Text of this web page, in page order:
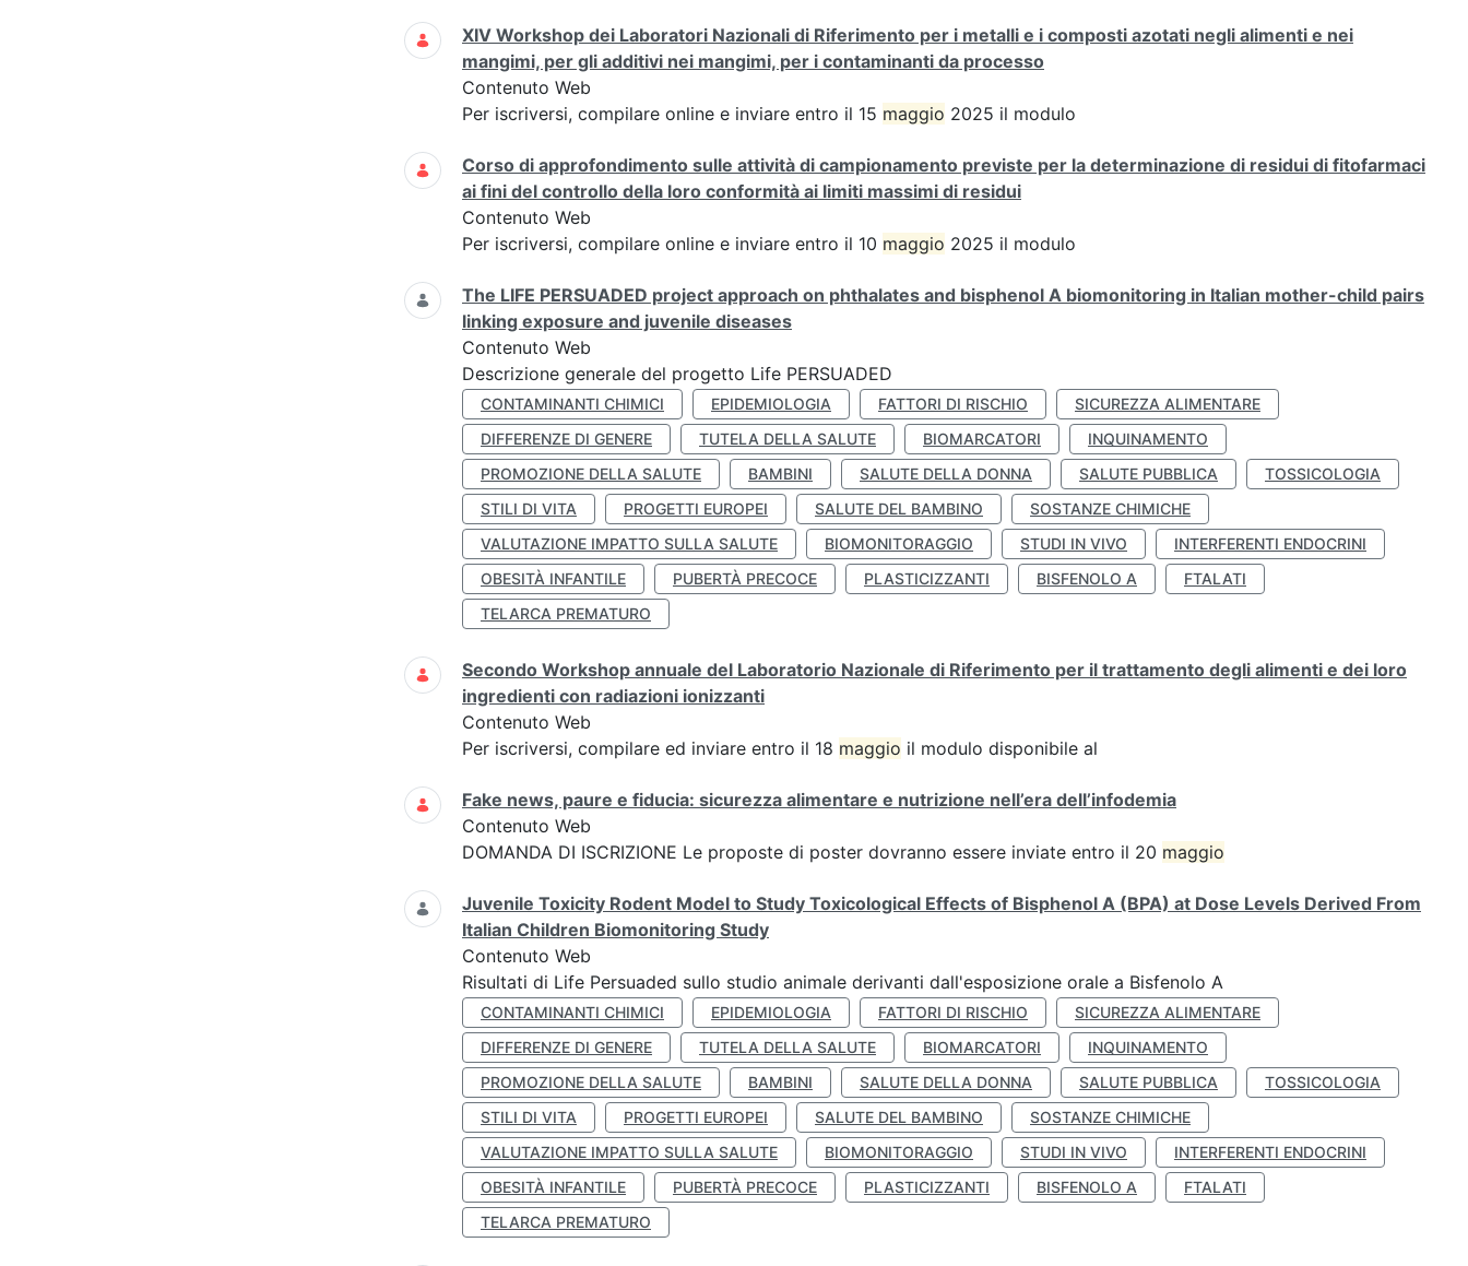
XIV Workshop dei Laboratori Nazionali di Riferimento per i metalli e i composti azotati negli alimenti e nei
mangimi, per gli additivi nei mangimi, per i contaminanti da processo
Contenuto Web
Per iscriversi, compilare online e inviare entro il 15 maggio 2025 il modulo
Corso di approfondimento sulle attività di campionamento previste per la determinazione di residui di fitofarmaci
ai fini del controllo della loro conformità ai limiti massimi di residui
Contenuto Web
Per iscriversi, compilare online e inviare entro il 10 maggio 2025 il modulo
The LIFE PERSUADED project approach on phthalates and bisphenol A biomonitoring in Italian mother-child pairs
linking exposure and juvenile diseases
Contenuto Web
Descrizione generale del progetto Life PERSUADED
CONTAMINANTI CHIMICI EPIDEMIOLOGIA FATTORI DI RISCHIO
SICUREZZA ALIMENTARE
DIFFERENZE DI GENERE
TUTELA DELLA SALUTE BIOMARCATORI
INQUINAMENTO
PROMOZIONE DELLA SALUTE
BAMBINI SALUTE DELLA DONNA SALUTE PUBBLICA
TOSSICOLOGIA
STILI DI VITA
PROGETTI EUROPEI SALUTE DEL BAMBINO
SOSTANZE CHIMICHE
VALUTAZIONE IMPATTO SULLA SALUTE
BIOMONITORAGGIO STUDI IN VIVO
INTERFERENTI ENDOCRINI
OBESITÀ INFANTILE
PUBERTÀ PRECOCE PLASTICIZZANTI BISFENOLO A
FTALATI
TELARCA PREMATURO
Secondo Workshop annuale del Laboratorio Nazionale di Riferimento per il trattamento degli alimenti e dei loro
ingredienti con radiazioni ionizzanti
Contenuto Web
Per iscriversi, compilare ed inviare entro il 18 maggio il modulo disponibile al
Fake news, paure e fiducia: sicurezza alimentare e nutrizione nell’era dell’infodemia
Contenuto Web
DOMANDA DI ISCRIZIONE Le proposte di poster dovranno essere inviate entro il 20 maggio
Juvenile Toxicity Rodent Model to Study Toxicological Effects of Bisphenol A (BPA) at Dose Levels Derived From
Italian Children Biomonitoring Study
Contenuto Web
Risultati di Life Persuaded sullo studio animale derivanti dall'esposizione orale a Bisfenolo A
CONTAMINANTI CHIMICI EPIDEMIOLOGIA FATTORI DI RISCHIO
SICUREZZA ALIMENTARE
DIFFERENZE DI GENERE
TUTELA DELLA SALUTE BIOMARCATORI
INQUINAMENTO
PROMOZIONE DELLA SALUTE
BAMBINI SALUTE DELLA DONNA SALUTE PUBBLICA
TOSSICOLOGIA
STILI DI VITA
PROGETTI EUROPEI SALUTE DEL BAMBINO
SOSTANZE CHIMICHE
VALUTAZIONE IMPATTO SULLA SALUTE
BIOMONITORAGGIO STUDI IN VIVO
INTERFERENTI ENDOCRINI
OBESITÀ INFANTILE
PUBERTÀ PRECOCE PLASTICIZZANTI BISFENOLO A
FTALATI
TELARCA PREMATURO